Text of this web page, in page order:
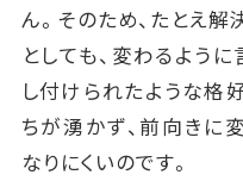
ん。そのため、たとえ
としても、変わるよう
し付けられたような格
ちが湧かず、前向きに
なりにくいのです。